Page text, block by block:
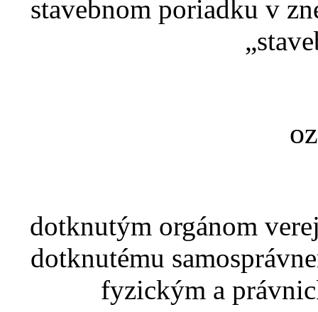
stavebnom poriadku v
dotknutým orgánom
dotknutému
fyzickým a